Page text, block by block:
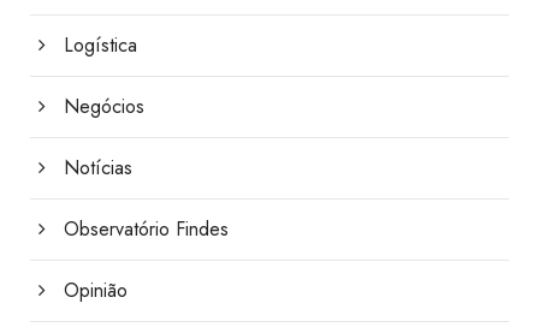
Logística
Negócios
Notícias
Observatório Findes
Opinião